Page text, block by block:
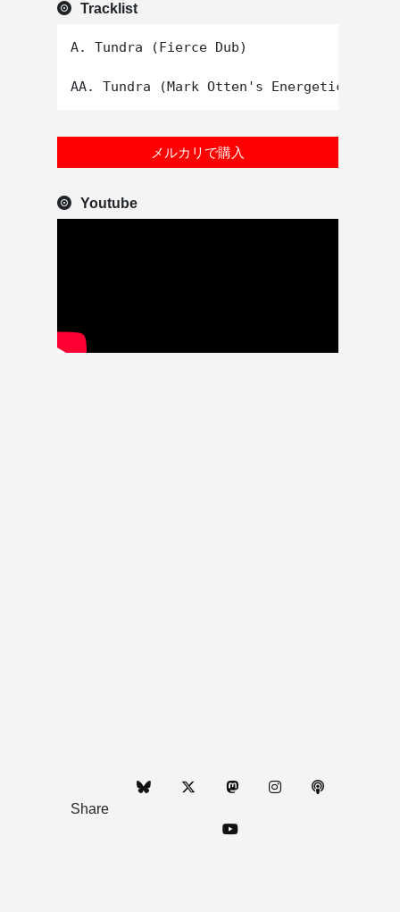
Tracklist
A. Tundra (Fierce Dub)
メルカリで購入
Youtube
Share